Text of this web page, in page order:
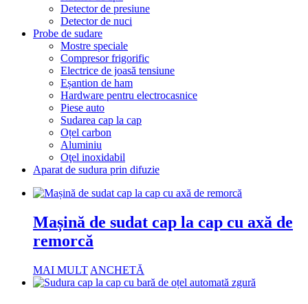
Detector de presiune
Detector de nuci
Probe de sudare
Mostre speciale
Compresor frigorific
Electrice de joasă tensiune
Eșantion de ham
Hardware pentru electrocasnice
Piese auto
Sudarea cap la cap
Oțel carbon
Aluminiu
Oţel inoxidabil
Aparat de sudura prin difuzie
Mașină de sudat cap la cap cu axă de
remorcă
MAI MULT ANCHETĂ